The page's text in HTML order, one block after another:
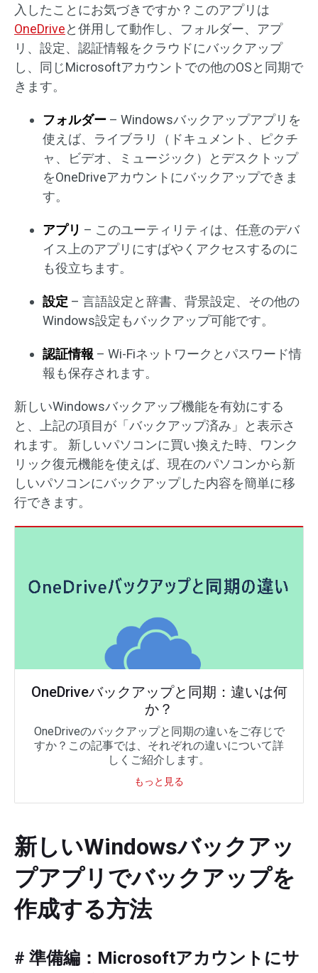
入したことにお気づきですか？このアプリは
OneDriveと併用して動作し、フォルダー、アプ
リ、設定、認証情報をクラウドにバックアップ
し、同じMicrosoftアカウントでの他のOSと同期で
きます。
フォルダー – Windowsバックアップアプリを
使えば、ライブラリ（ドキュメント、ピクチ
ャ、ビデオ、ミュージック）とデスクトップ
をOneDriveアカウントにバックアップできま
す。
アプリ – このユーティリティは、任意のデバ
イス上のアプリにすばやくアクセスするのに
も役立ちます。
設定 – 言語設定と辞書、背景設定、その他の
Windows設定もバックアップ可能です。
認証情報 – Wi-Fiネットワークとパスワード情
報も保存されます。
新しいWindowsバックアップ機能を有効にする
と、上記の項目が「バックアップ済み」と表示さ
れます。 新しいパソコンに買い換えた時、ワンク
リック復元機能を使えば、現在のパソコンから新
しいパソコンにバックアップした内容を簡単に移
行できます。
OneDriveバックアップと同期：違いは何
か？
OneDriveのバックアップと同期の違いをご存じで
すか？この記事では、それぞれの違いについて詳
しくご紹介します。
もっと見る
新しいWindowsバックアッ
プアプリでバックアップを
作成する方法
# 準備編：Microsoftアカウントにサ